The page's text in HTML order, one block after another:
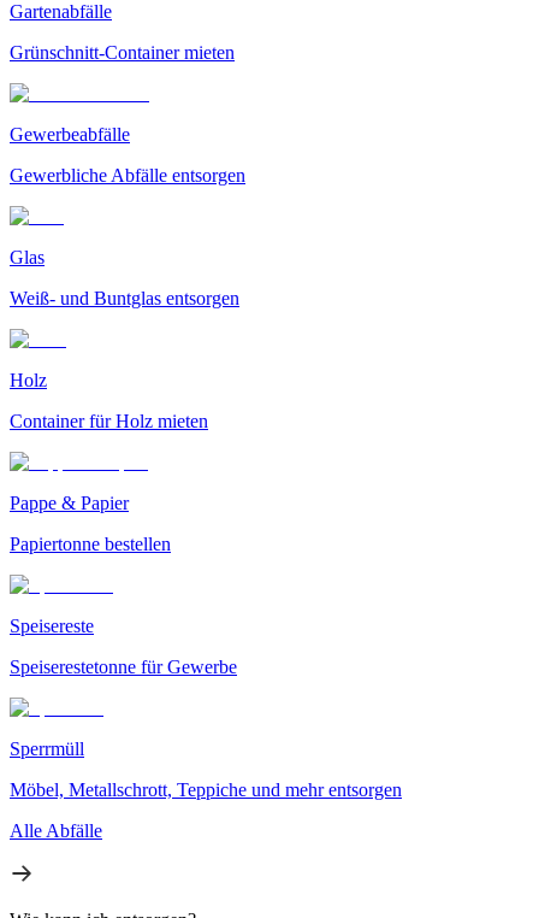
Gartenabfälle
Grünschnitt-Container mieten
Gewerbeabfälle
Gewerbliche Abfälle entsorgen
Glas
Weiß- und Buntglas entsorgen
Holz
Container für Holz mieten
Pappe & Papier
Papiertonne bestellen
Speisereste
Speiserestetonne für Gewerbe
Sperrmüll
Möbel, Metallschrott, Teppiche und mehr entsorgen
Alle Abfälle